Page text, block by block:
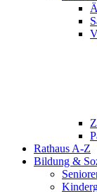
Rathaus A-Z
Bildung &